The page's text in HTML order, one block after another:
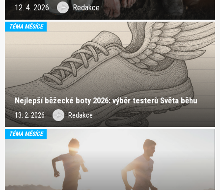
12. 4. 2026 Redakce
TÉMA MĚSÍCE
Nejlepší běžecké boty 2026: výběr testerů Světa běhu
13. 2. 2026 Redakce
TÉMA MĚSÍCE